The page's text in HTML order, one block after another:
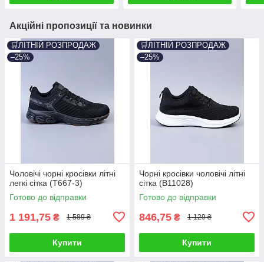
Акційні пропозиції та новинки
🛒ЛІТНІЙ РОЗПРОДАЖ
–25%
Чоловічі чорні кросівки літні
легкі сітка (T667-3)
Готово до відправки
1 191,75 ₴ 1 589 ₴
Купити
🛒ЛІТНІЙ РОЗПРОДАЖ
–25%
Чорні кросівки чоловічі літні
сітка (B11028)
Готово до відправки
846,75 ₴ 1 129 ₴
Купити